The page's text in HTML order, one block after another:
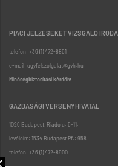
PIACI JELZÉSEKET VIZSGÁLÓ IRODA
telefon: +36 (1) 472-8851
e-mail: ugyfelszolgalat@gvh.hu
Minőségbiztosítási kérdőív
GAZDASÁGI VERSENYHIVATAL
1026 Budapest, Riadó u. 5-11.
levélcím: 1534 Budapest Pf.: 958
telefon: +36 (1) 472-8900